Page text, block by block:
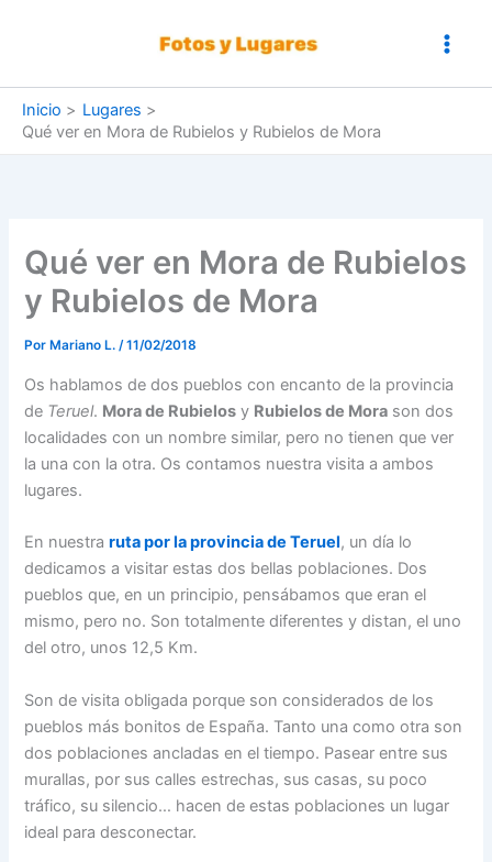
Inicio
Lugares
Qué ver en Mora de Rubielos y Rubielos de Mora
Qué ver en Mora de Rubielos
y Rubielos de Mora
Por Mariano L./11/02/2018
Os hablamos de dos pueblos con encanto de la provincia
de Teruel. Mora de Rubielos y Rubielos de Mora son dos
localidades con un nombre similar, pero no tienen que ver
la una con la otra. Os contamos nuestra visita a ambos
lugares.
En nuestraruta por la provincia de Teruel, un día lo
dedicamos a visitar estas dos bellas poblaciones. Dos
pueblos que, en un principio, pensábamos que eran el
mismo, pero no. Son totalmente diferentes y distan, el uno
del otro, unos 12,5 Km.
Son de visita obligada porque son considerados de los
pueblos más bonitos de España. Tanto una como otra son
dos poblaciones ancladas en el tiempo. Pasear entre sus
murallas, por sus calles estrechas, sus casas, su poco
tráfico, su silencio… hacen de estas poblaciones un lugar
ideal para desconectar.